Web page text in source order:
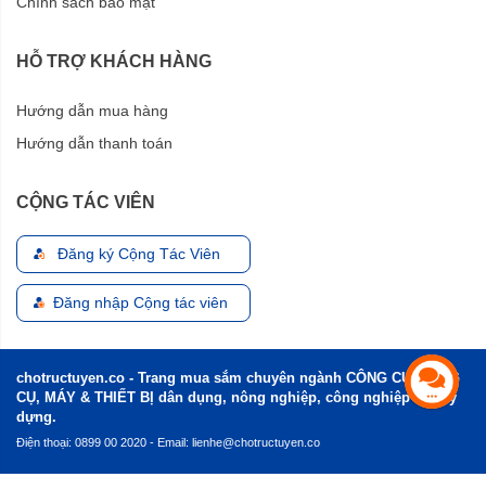
HỖ TRỢ KHÁCH HÀNG
Hướng dẫn mua hàng
Hướng dẫn thanh toán
CỘNG TÁC VIÊN
Đăng ký Cộng Tác Viên
Đăng nhập Cộng tác viên
chotructuyen.co - Trang mua sắm chuyên ngành CÔNG CỤ, DỤNG
CỤ, MÁY & THIẾT BỊ dân dụng, nông nghiệp, công nghiệp và xây
dựng.
Điện thoại: 0899 00 2020 - Email: lienhe@chotructuyen.co